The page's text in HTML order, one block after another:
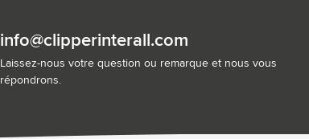
info@clipperinterall.com
Laissez-nous votre question ou remarque et nous vous
répondrons.